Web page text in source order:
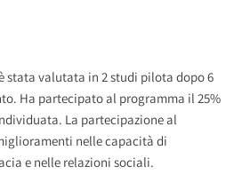
stata valutata in 2 studi pilota dopo 6
Ha partecipato al programma il 25%
La partecipazione al
nelle capacità di
e nelle relazioni sociali.